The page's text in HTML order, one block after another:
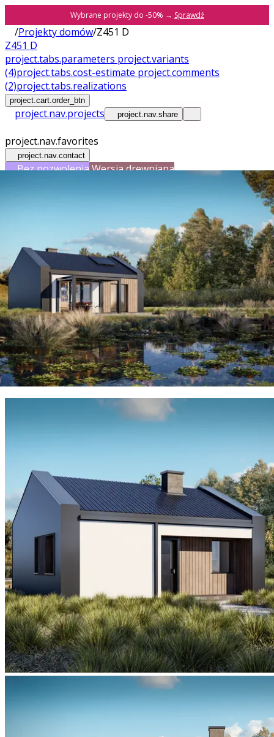
Wybrane projekty do -50% → Sprawdź
/Projekty domów/Z451 D
Z451 D
project.tabs.parameters project.variants
(4)project.tabs.cost-estimate project.comments
(2)project.tabs.realizations
project.cart.order_btn
project.nav.projects project.nav.share
project.nav.favorites
project.nav.contact
Bez pozwoleniaWersja drewniana